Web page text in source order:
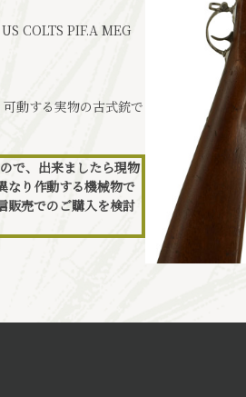
COLTS PIF.A MEG
動する実物の古式銃で
で、出来ましたら現物
なり作動する機械物で
販売でのご購入を検討